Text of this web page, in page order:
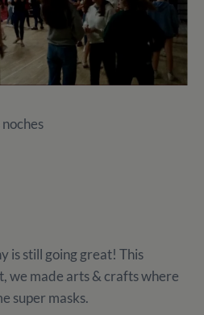
is still going great! This
we made arts & crafts where
super masks.